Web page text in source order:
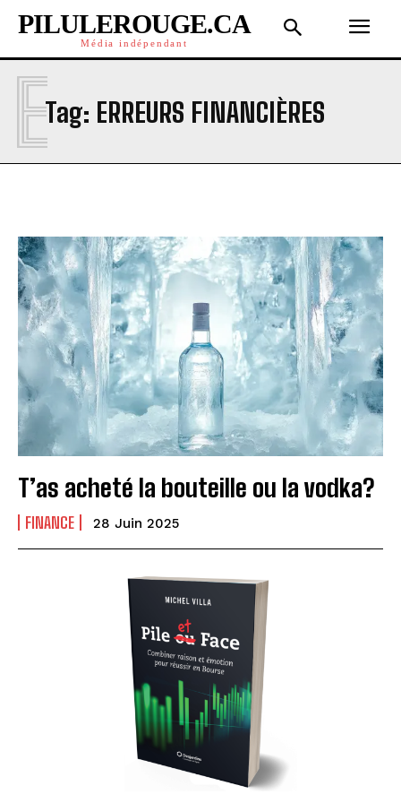
PILULEROUGE.CA
Média indépendant
Tag: ERREURS FINANCIÈRES
E
T’as acheté la bouteille ou la vodka?
FINANCE 28 Juin 2025